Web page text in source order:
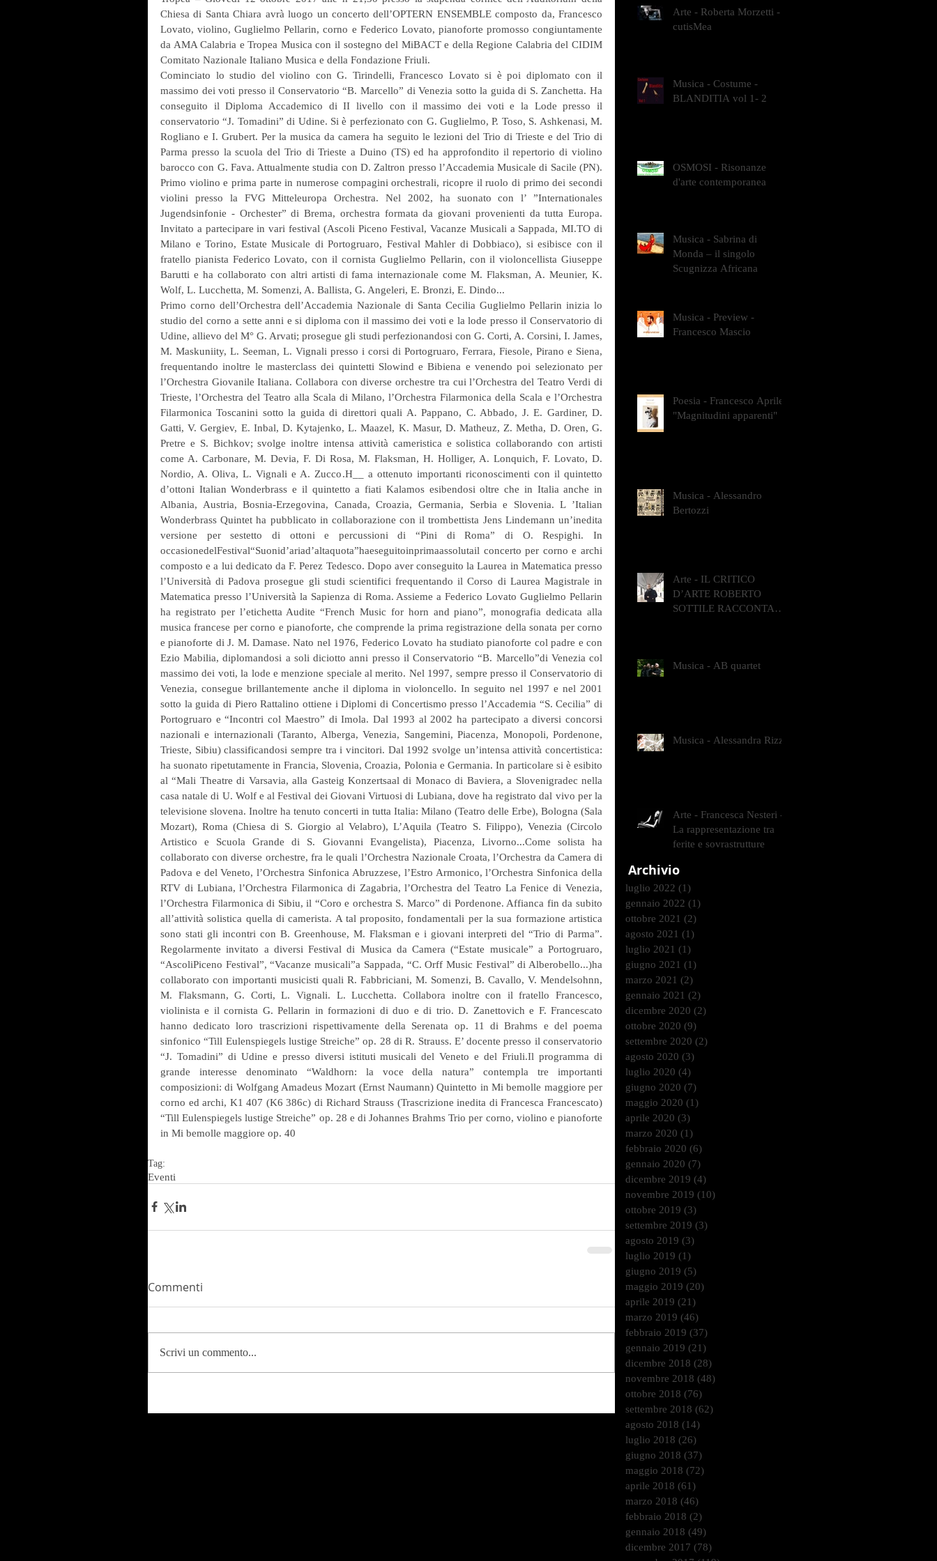
Chiesa di Santa Chiara avrà luogo un concerto dell’OPTERN ENSEMBLE composto da, Francesco
Lovato, violino, Guglielmo Pellarin, corno e Federico Lovato, pianoforte promosso congiuntamente
da AMA Calabria e Tropea Musica con il sostegno del MiBACT e della Regione Calabria del CIDIM
Comitato Nazionale Italiano Musica e della Fondazione Friuli.
Cominciato lo studio del violino con G. Tirindelli, Francesco Lovato si è poi diplomato con il
massimo dei voti presso il Conservatorio “B. Marcello” di Venezia sotto la guida di S. Zanchetta. Ha
conseguito il Diploma Accademico di II livello con il massimo dei voti e la Lode presso il
conservatorio “J. Tomadini” di Udine. Si è perfezionato con G. Guglielmo, P. Toso, S. Ashkenasi, M.
Rogliano e I. Grubert. Per la musica da camera ha seguito le lezioni del Trio di Trieste e del Trio di
Parma presso la scuola del Trio di Trieste a Duino (TS) ed ha approfondito il repertorio di violino
barocco con G. Fava. Attualmente studia con D. Zaltron presso l’Accademia Musicale di Sacile (PN).
Primo violino e prima parte in numerose compagini orchestrali, ricopre il ruolo di primo dei secondi
violini presso la FVG Mitteleuropa Orchestra. Nel 2002, ha suonato con l’ ”Internationales
Jugendsinfonie - Orchester” di Brema, orchestra formata da giovani provenienti da tutta Europa.
Invitato a partecipare in vari festival (Ascoli Piceno Festival, Vacanze Musicali a Sappada, MI.TO di
Milano e Torino, Estate Musicale di Portogruaro, Festival Mahler di Dobbiaco), si esibisce con il
fratello pianista Federico Lovato, con il cornista Guglielmo Pellarin, con il violoncellista Giuseppe
Barutti e ha collaborato con altri artisti di fama internazionale come M. Flaksman, A. Meunier, K.
Wolf, L. Lucchetta, M. Somenzi, A. Ballista, G. Angeleri, E. Bronzi, E. Dindo...
Primo corno dell’Orchestra dell’Accademia Nazionale di Santa Cecilia Guglielmo Pellarin inizia lo
studio del corno a sette anni e si diploma con il massimo dei voti e la lode presso il Conservatorio di
Udine, allievo del M° G. Arvati; prosegue gli studi perfezionandosi con G. Corti, A. Corsini, I. James,
M. Maskuniity, L. Seeman, L. Vignali presso i corsi di Portogruaro, Ferrara, Fiesole, Pirano e Siena,
frequentando inoltre le masterclass dei quintetti Slowind e Bibiena e venendo poi selezionato per
l’Orchestra Giovanile Italiana. Collabora con diverse orchestre tra cui l’Orchestra del Teatro Verdi di
Trieste, l’Orchestra del Teatro alla Scala di Milano, l’Orchestra Filarmonica della Scala e l’Orchestra
Filarmonica Toscanini sotto la guida di direttori quali A. Pappano, C. Abbado, J. E. Gardiner, D.
Gatti, V. Gergiev, E. Inbal, D. Kytajenko, L. Maazel, K. Masur, D. Matheuz, Z. Metha, D. Oren, G.
Pretre e S. Bichkov; svolge inoltre intensa attività cameristica e solistica collaborando con artisti
come A. Carbonare, M. Devia, F. Di Rosa, M. Flaksman, H. Holliger, A. Lonquich, F. Lovato, D.
Nordio, A. Oliva, L. Vignali e A. Zucco.H__ a ottenuto importanti riconoscimenti con il quintetto
d’ottoni Italian Wonderbrass e il quintetto a fiati Kalamos esibendosi oltre che in Italia anche in
Albania, Austria, Bosnia-Erzegovina, Canada, Croazia, Germania, Serbia e Slovenia. L ’Italian
Wonderbrass Quintet ha pubblicato in collaborazione con il trombettista Jens Lindemann un’inedita
versione per sestetto di ottoni e percussioni di “Pini di Roma” di O. Respighi. In
occasionedelFestival“Suonid’ariad’altaquota”haeseguitoinprimaassolutail concerto per corno e archi
composto e a lui dedicato da F. Perez Tedesco. Dopo aver conseguito la Laurea in Matematica presso
l’Università di Padova prosegue gli studi scientifici frequentando il Corso di Laurea Magistrale in
Matematica presso l’Università la Sapienza di Roma. Assieme a Federico Lovato Guglielmo Pellarin
ha registrato per l’etichetta Audite “French Music for horn and piano”, monografia dedicata alla
musica francese per corno e pianoforte, che comprende la prima registrazione della sonata per corno
e pianoforte di J. M. Damase. Nato nel 1976, Federico Lovato ha studiato pianoforte col padre e con
Ezio Mabilia, diplomandosi a soli diciotto anni presso il Conservatorio “B. Marcello”di Venezia col
massimo dei voti, la lode e menzione speciale al merito. Nel 1997, sempre presso il Conservatorio di
Venezia, consegue brillantemente anche il diploma in violoncello. In seguito nel 1997 e nel 2001
sotto la guida di Piero Rattalino ottiene i Diplomi di Concertismo presso l’Accademia “S. Cecilia” di
Portogruaro e “Incontri col Maestro” di Imola. Dal 1993 al 2002 ha partecipato a diversi concorsi
nazionali e internazionali (Taranto, Alberga, Venezia, Sangemini, Piacenza, Monopoli, Pordenone,
Trieste, Sibiu) classificandosi sempre tra i vincitori. Dal 1992 svolge un’intensa attività concertistica:
ha suonato ripetutamente in Francia, Slovenia, Croazia, Polonia e Germania. In particolare si è esibito
al “Mali Theatre di Varsavia, alla Gasteig Konzertsaal di Monaco di Baviera, a Slovenigradec nella
casa natale di U. Wolf e al Festival dei Giovani Virtuosi di Lubiana, dove ha registrato dal vivo per la
televisione slovena. Inoltre ha tenuto concerti in tutta Italia: Milano (Teatro delle Erbe), Bologna (Sala
Mozart), Roma (Chiesa di S. Giorgio al Velabro), L’Aquila (Teatro S. Filippo), Venezia (Circolo
Artistico e Scuola Grande di S. Giovanni Evangelista), Piacenza, Livorno...Come solista ha
collaborato con diverse orchestre, fra le quali l’Orchestra Nazionale Croata, l’Orchestra da Camera di
Padova e del Veneto, l’Orchestra Sinfonica Abruzzese, l’Estro Armonico, l’Orchestra Sinfonica della
RTV di Lubiana, l’Orchestra Filarmonica di Zagabria, l’Orchestra del Teatro La Fenice di Venezia,
l’Orchestra Filarmonica di Sibiu, il “Coro e orchestra S. Marco” di Pordenone. Affianca fin da subito
all’attività solistica quella di camerista. A tal proposito, fondamentali per la sua formazione artistica
sono stati gli incontri con B. Greenhouse, M. Flaksman e i giovani interpreti del “Trio di Parma”.
Regolarmente invitato a diversi Festival di Musica da Camera (“Estate musicale” a Portogruaro,
“AscoliPiceno Festival”, “Vacanze musicali”a Sappada, “C. Orff Music Festival” di Alberobello...)ha
collaborato con importanti musicisti quali R. Fabbriciani, M. Somenzi, B. Cavallo, V. Mendelsohnn,
M. Flaksmann, G. Corti, L. Vignali. L. Lucchetta. Collabora inoltre con il fratello Francesco,
violinista e il cornista G. Pellarin in formazioni di duo e di trio. D. Zanettovich e F. Francescato
hanno dedicato loro trascrizioni rispettivamente della Serenata op. 11 di Brahms e del poema
sinfonico “Till Eulenspiegels lustige Streiche” op. 28 di R. Strauss. E’ docente presso il conservatorio
“J. Tomadini” di Udine e presso diversi istituti musicali del Veneto e del Friuli.Il programma di
grande interesse denominato “Waldhorn: la voce della natura” contempla tre importanti
composizioni: di Wolfgang Amadeus Mozart (Ernst Naumann) Quintetto in Mi bemolle maggiore per
corno ed archi, K1 407 (K6 386c) di Richard Strauss (Trascrizione inedita di Francesca Francescato)
“Till Eulenspiegels lustige Streiche” op. 28 e di Johannes Brahms Trio per corno, violino e pianoforte
in Mi bemolle maggiore op. 40
Tag:
Eventi
Commenti
Scrivi un commento...
Arte - Roberta Morzetti -
cutisMea
Musica - Costume -
BLANDITIA vol 1- 2
OSMOSI - Risonanze
d'arte contemporanea
Musica - Sabrina di
Monda – il singolo
Scugnizza Africana
Musica - Preview -
Francesco Mascio
Poesia - Francesco Aprile -
"Magnitudini apparenti"
Musica - Alessandro
Bertozzi
Arte - IL CRITICO
D’ARTE ROBERTO
SOTTILE RACCONTA
Musica - AB quartet
Musica - Alessandra Rizzo
Arte - Francesca Nesteri -
La rappresentazione tra
ferite e sovrastrutture
Archivio
luglio 2022 (1)
gennaio 2022 (1)
ottobre 2021 (2)
agosto 2021 (1)
luglio 2021 (1)
giugno 2021 (1)
marzo 2021 (2)
gennaio 2021 (2)
dicembre 2020 (2)
ottobre 2020 (9)
settembre 2020 (2)
agosto 2020 (3)
luglio 2020 (4)
giugno 2020 (7)
maggio 2020 (1)
aprile 2020 (3)
marzo 2020 (1)
febbraio 2020 (6)
gennaio 2020 (7)
dicembre 2019 (4)
novembre 2019 (10)
ottobre 2019 (3)
settembre 2019 (3)
agosto 2019 (3)
luglio 2019 (1)
giugno 2019 (5)
maggio 2019 (20)
aprile 2019 (21)
marzo 2019 (46)
febbraio 2019 (37)
gennaio 2019 (21)
dicembre 2018 (28)
novembre 2018 (48)
ottobre 2018 (76)
settembre 2018 (62)
agosto 2018 (14)
luglio 2018 (26)
giugno 2018 (37)
maggio 2018 (72)
aprile 2018 (61)
marzo 2018 (46)
febbraio 2018 (2)
gennaio 2018 (49)
dicembre 2017 (78)